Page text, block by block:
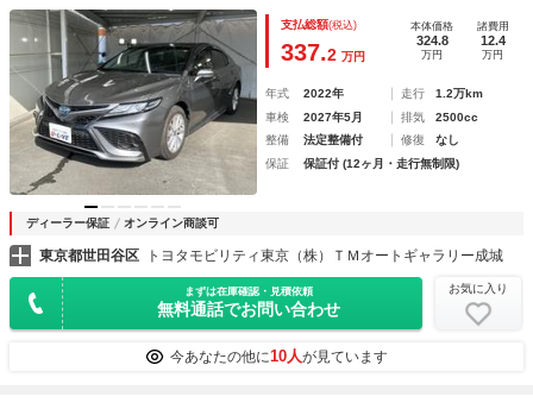
ート 地上デジタル メモリ－ナビ 記録簿 メディアプレイ
ヤー接続 パワステ サイドエアバッグ エアコン
支払総額(税込)
337.2 万円
本体価格
324.8
万円
諸費用
12.4
万円
年式 2022年 走行
1.2万km
車検
2027年5月 排気
2500cc
整備
法定整備付 修復
なし
保証
保証付 (12ヶ月・走行無制限)
ディーラー保証 オンライン商談可
東京都世田谷区 トヨタモビリティ東京（株）ＴＭオートギャラリー成城
まずは在庫確認・見積依頼
無料通話でお問い合わせ
お気に入り
今あなたの他に10人が見ています